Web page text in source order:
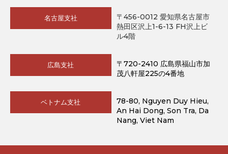
名古屋支社
〒456-0012 愛知県名古屋市
熱田区沢上1-6-13 FH沢上ビ
ル4階
広島支社
〒720-2410 広島県福山市加
茂八軒屋225の4番地
ベトナム支社
78-80, Nguyen Duy Hieu,
An Hai Dong, Son Tra, Da
Nang, Viet Nam